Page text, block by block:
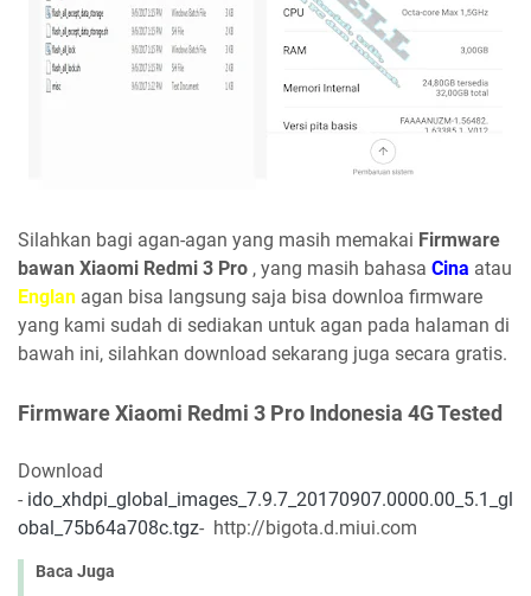
Silahkan bagi agan-agan yang masih memakai Firmware
bawan Xiaomi Redmi 3 Pro , yang masih bahasa Cina atau
Englan agan bisa langsung saja bisa downloa firmware
yang kami sudah di sediakan untuk agan pada halaman di
bawah ini, silahkan download sekarang juga secara gratis.
Firmware Xiaomi Redmi 3 Pro Indonesia 4G Tested
Download
- ido_xhdpi_global_images_7.9.7_20170907.0000.00_5.1_gl
obal_75b64a708c.tgz- http://bigota.d.miui.com
Baca Juga